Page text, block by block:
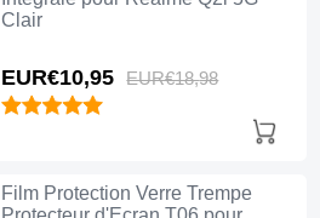
Clair
EUR€10,95 EUR€18,98
Film Protection Verre Trempe